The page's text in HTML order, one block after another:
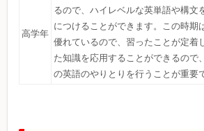
高学年
るので、ハイレベルな英単語や構文
につけることができます。この時期
優れているので、習ったことが定着
た知識を応用することができるので
の英語のやりとりを行うことが重要